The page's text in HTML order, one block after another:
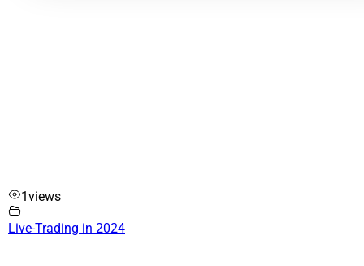
1views
Live-Trading in 2024